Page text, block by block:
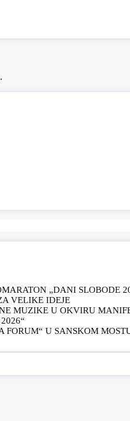
„DANI SLOBODE
VELIKE IDEJE
MUZIKE U OKVIRU
FORUM“ U SANSKOM